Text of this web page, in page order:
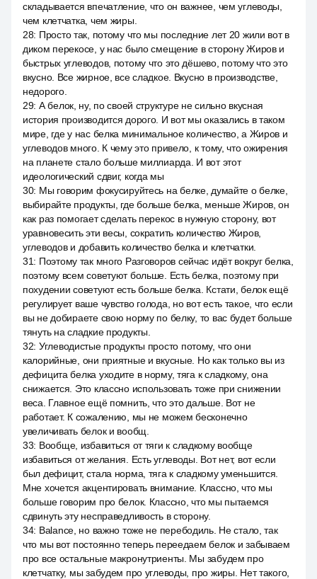
складывается впечатление, что он важнее, чем углеводы,
чем клетчатка, чем жиры.
28: Просто так, потому что мы последние лет 20 жили вот в
диком перекосе, у нас было смещение в сторону Жиров и
быстрых углеводов, потому что это дёшево, потому что это
вкусно. Все жирное, все сладкое. Вкусно в производстве,
недорого.
29: А белок, ну, по своей структуре не сильно вкусная
история производится дорого. И вот мы оказались в таком
мире, где у нас белка минимальное количество, а Жиров и
углеводов много. К чему это привело, к тому, что ожирения
на планете стало больше миллиарда. И вот этот
идеологический сдвиг, когда мы
30: Мы говорим фокусируйтесь на белке, думайте о белке,
выбирайте продукты, где больше белка, меньше Жиров, он
как раз помогает сделать перекос в нужную сторону, вот
уравновесить эти весы, сократить количество Жиров,
углеводов и добавить количество белка и клетчатки.
31: Поэтому так много Разговоров сейчас идёт вокруг белка,
поэтому всем советуют больше. Есть белка, поэтому при
похудении советуют есть больше белка. Кстати, белок ещё
регулирует ваше чувство голода, но вот есть такое, что если
вы не добираете свою норму по белку, то вас будет больше
тянуть на сладкие продукты.
32: Углеводистые продукты просто потому, что они
калорийные, они приятные и вкусные. Но как только вы из
дефицита белка уходите в норму, тяга к сладкому, она
снижается. Это классно использовать тоже при снижении
веса. Главное ещё помнить, что это дальше. Вот не
работает. К сожалению, мы не можем бесконечно
увеличивать белок и вообщ.
33: Вообще, избавиться от тяги к сладкому вообще
избавиться от желания. Есть углеводы. Вот нет, вот если
был дефицит, стала норма, тяга к сладкому уменьшится.
Мне хочется акцентировать внимание. Классно, что мы
больше говорим про белок. Классно, что мы пытаемся
сдвинуть эту несправедливость в сторону.
34: Balance, но важно тоже не перебодиль. Не стало, так
что мы вот постоянно теперь переедаем белок и забываем
про все остальные макронутриенты. Мы забудем про
клетчатку, мы забудем про углеводы, про жиры. Нет такого,